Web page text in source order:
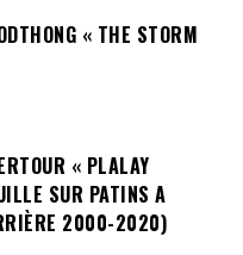
« THE STORM
« PLALAY
SUR PATINS A
2000-2020)